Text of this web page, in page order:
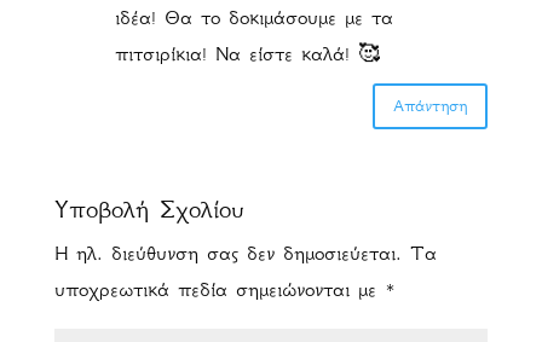
ιδέα! Θα το δοκιμάσουμε με τα
πιτσιρίκια! Να είστε καλά! 🥰
Απάντηση
Υποβολή Σχολίου
Η ηλ. διεύθυνση σας δεν δημοσιεύεται. Τα
υποχρεωτικά πεδία σημειώνονται με *